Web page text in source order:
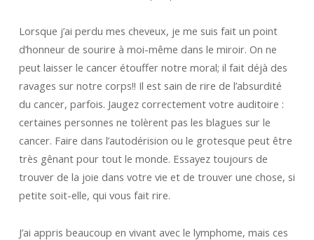
Lorsque j’ai perdu mes cheveux, je me suis fait un point
d’honneur de sourire à moi-même dans le miroir. On ne
peut laisser le cancer étouffer notre moral; il fait déjà des
ravages sur notre corps!! Il est sain de rire de l’absurdité
du cancer, parfois. Jaugez correctement votre auditoire :
certaines personnes ne tolèrent pas les blagues sur le
cancer. Faire dans l’autodérision ou le grotesque peut être
très gênant pour tout le monde. Essayez toujours de
trouver de la joie dans votre vie et de trouver une chose, si
petite soit-elle, qui vous fait rire.
J’ai appris beaucoup en vivant avec le lymphome, mais ces